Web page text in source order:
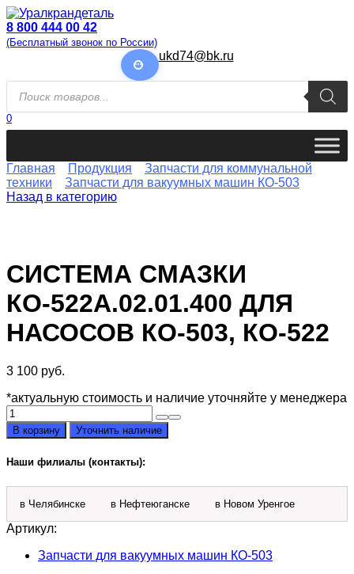
Перейти
к
содержанию
8 800 444 00 42
(Бесплатный звонок по России)
ukd74@bk.ru
Поиск
товаров
0
Главная Продукция
Запчасти для коммунальной
техники
Запчасти для вакуумных машин КО-503
Назад в категорию
СИСТЕМА СМАЗКИ
КО-522А.02.01.400 ДЛЯ
НАСОСОВ КО-503, КО-522
3 100 руб.
*актуальную стоимость и наличие уточняйте у менеджера
Количество
товара
Система
смазки
КО-522А.02.01.400
для
насосов
КО-503,
КО-522
В корзину Уточнить наличие
Наши филиалы (контакты):
в Челябинске в Нефтеюганске в Новом Уренгое
Артикул:
Запчасти для вакуумных машин КО-503